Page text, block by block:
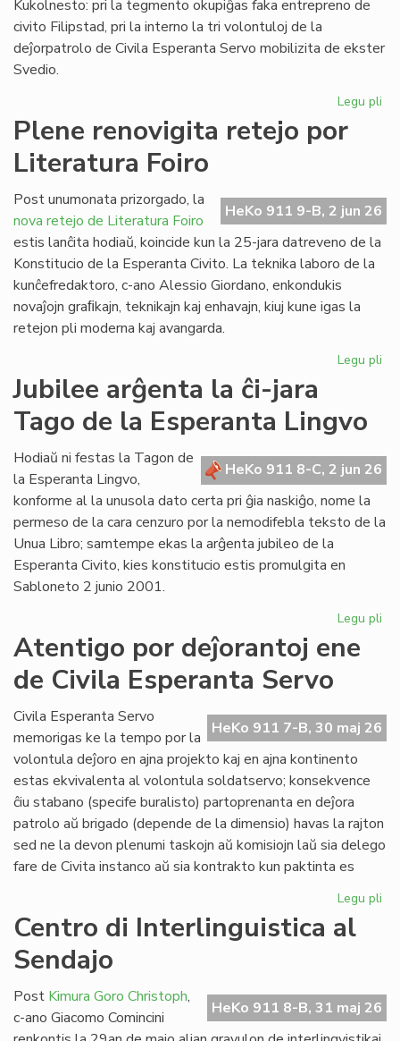
Kukolnesto: pri la tegmento okupiĝas faka entrepreno de
civito Filipstad, pri la interno la tri volontuloj de la
deĵorpatrolo de Civila Esperanta Servo mobilizita de ekster
Svedio.
Legu pli
la
Plene renovigita retejo por
Literatura Foiro
HeKo 911 9-B, 2 jun 26
Post unumonata prizorgado, la
nova retejo de Literatura Foiro
estis lanĉita hodiaŭ, koincide kun la 25-jara datreveno de la
Konstitucio de la Esperanta Civito. La teknika laboro de la
kunĉefredaktoro, c-ano Alessio Giordano, enkondukis
novaĵojn graﬁkajn, teknikajn kaj enhavajn, kiuj kune igas la
retejon pli moderna kaj avangarda.
Legu pli
Jubilee arĝenta la ĉi-jara
Tago de la Esperanta Lingvo
HeKo 911 8-C, 2 jun 26
Hodiaŭ ni festas la Tagon de
la Esperanta Lingvo,
konforme al la unusola dato certa pri ĝia naskiĝo, nome la
permeso de la cara cenzuro por la nemodifebla teksto de la
Unua Libro; samtempe ekas la arĝenta jubileo de la
Esperanta Civito, kies konstitucio estis promulgita en
Sabloneto 2 junio 2001.
Legu pli
Atentigo por deĵorantoj ene
de Civila Esperanta Servo
HeKo 911 7-B, 30 maj 26
Civila Esperanta Servo
memorigas ke la tempo por la
volontula deĵoro en ajna projekto kaj en ajna kontinento
estas ekvivalenta al volontula soldatservo; konsekvence
ĉiu stabano (specife buralisto) partoprenanta en deĵora
patrolo aŭ brigado (depende de la dimensio) havas la rajton
sed ne la devon plenumi taskojn aŭ komisiojn laŭ sia delego
fare de Civita instanco aŭ sia kontrakto kun paktinta es
Legu pli
de
Centro di Interlinguistica al
Sendajo
HeKo 911 8-B, 31 maj 26
Post Kimura Goro Christoph,
c-ano Giacomo Comincini